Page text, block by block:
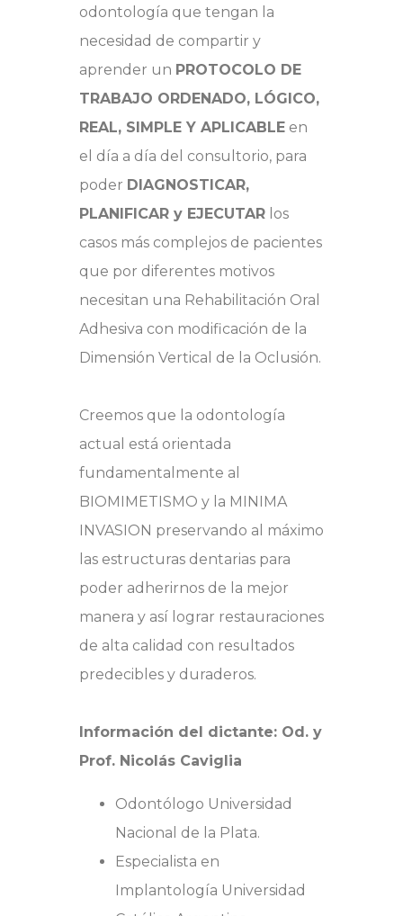
odontología que tengan la
necesidad de compartir y
aprender un PROTOCOLO DE
TRABAJO ORDENADO, LÓGICO,
REAL, SIMPLE Y APLICABLE en
el día a día del consultorio, para
poder DIAGNOSTICAR,
PLANIFICAR y EJECUTAR los
casos más complejos de pacientes
que por diferentes motivos
necesitan una Rehabilitación Oral
Adhesiva con modificación de la
Dimensión Vertical de la Oclusión.
Creemos que la odontología
actual está orientada
fundamentalmente al
BIOMIMETISMO y la MINIMA
INVASION preservando al máximo
las estructuras dentarias para
poder adherirnos de la mejor
manera y así lograr restauraciones
de alta calidad con resultados
predecibles y duraderos.
Información del dictante: Od. y
Prof. Nicolás Caviglia
Odontólogo Universidad
Nacional de la Plata.
Especialista en
Implantología Universidad